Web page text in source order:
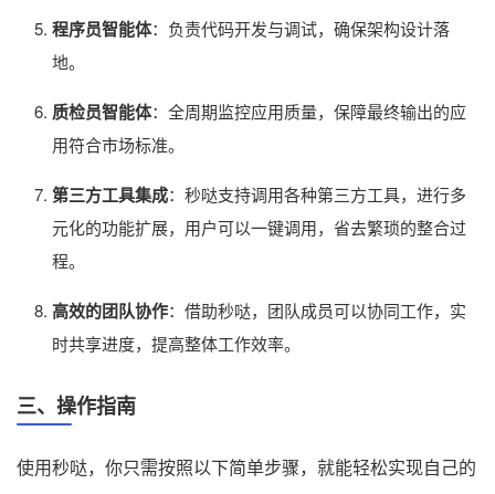
程序员智能体：负责代码开发与调试，确保架构设计落
地。
质检员智能体：全周期监控应用质量，保障最终输出的应
用符合市场标准。
第三方工具集成：秒哒支持调用各种第三方工具，进行多
元化的功能扩展，用户可以一键调用，省去繁琐的整合过
程。
高效的团队协作：借助秒哒，团队成员可以协同工作，实
时共享进度，提高整体工作效率。
三、操作指南
使用秒哒，你只需按照以下简单步骤，就能轻松实现自己的